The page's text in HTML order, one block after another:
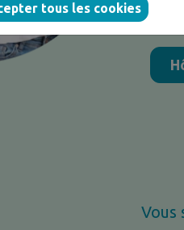
Vous
tous les cookies